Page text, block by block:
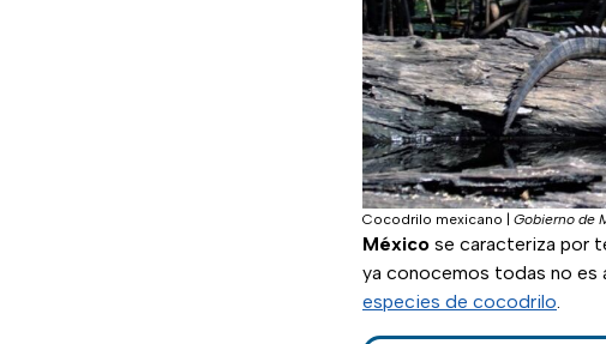
Cocodrilo mexicano Gobierno de
México se caracteriza por
ya conocemos todas no es
especies de cocodrilo.